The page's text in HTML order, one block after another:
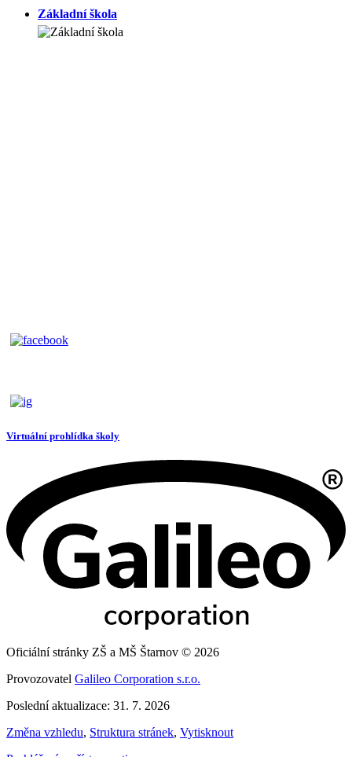
Základní škola
Virtuální prohlídka školy
Oficiální stránky ZŠ a MŠ Štarnov © 2026
Provozovatel Galileo Corporation s.r.o.
Poslední aktualizace: 31. 7. 2026
Změna vzhledu, Struktura stránek, Vytisknout